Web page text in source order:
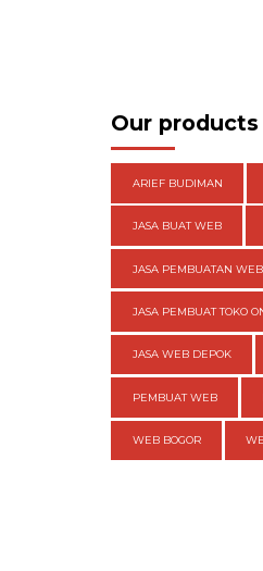
Our products
ARIEF BUDIMAN
JASA BUAT WEB
JASA PEMBUATAN
JASA PEMBUAT TOKO
JASA WEB DEPOK
PEMBUAT WEB
WEB BOGOR